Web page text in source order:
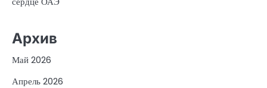
Архив
Май 2026
Апрель 2026